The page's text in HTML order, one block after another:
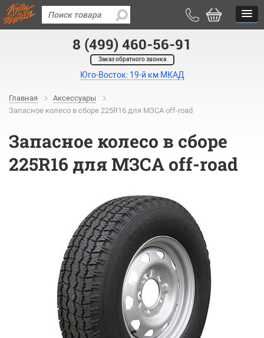
8 (499) 460-56-91
Заказ обратного звонка
Юго-Восток: 19-й км МКАД
Главная
Аксессуары
Запасное колесо в сборе 225R16 для МЗСА off-road
Запасное колесо в сборе
225R16 для МЗСА off-road